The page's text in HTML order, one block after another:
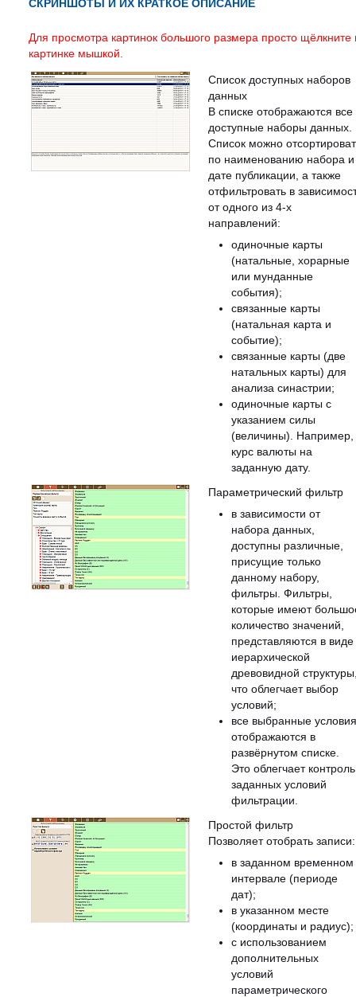
СКРИНШОТЫ И ИХ КРАТКОЕ ОПИСАНИЕ
Для просмотра картинок большого размера просто щёлкните
картинке мышкой.
Список доступных наборов
данных
В списке отображаются все
доступные наборы данных.
Список можно
по наименованию набора и
дате публикации, а также
отфильтровать в
от одного из 4-х
направлений:
одиночные карты
(натальные, хорарные
или мунданные
события);
связанные карты
(натальная карта и
событие);
связанные карты (две
натальных карты) для
анализа синастрии;
одиночные карты с
указанием силы
(величины). Например,
курс валюты на
заданную дату.
Параметрический фильтр
в зависимости от
набора данных,
доступны различные,
присущие только
данному набору,
фильтры. Фильтры,
которые имеют
количество значений,
представляются в виде
иерархической
древовидной
что облегчает выбор
условий;
все выбранные условия
отображаются в
развёрнутом списке.
Это облегчает контроль
заданных условий
фильтрации.
Простой фильтр
Позволяет отобрать записи:
в заданном временном
интервале (периоде
дат);
в указанном месте
(координаты и радиус);
с использованием
дополнительных
условий
параметрического